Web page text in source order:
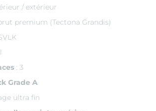
/ extérieur
premium (Tectona Grandis)
: 3
Grade A
ultra fin